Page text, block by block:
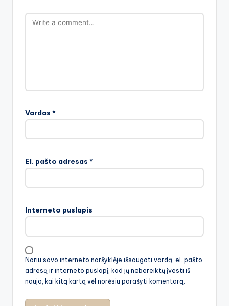
Vardas *
El. pašto adresas *
Interneto puslapis
Noriu savo interneto naršyklėje išsaugoti vardą, el. pašto
adresą ir interneto puslapį, kad jų nebereiktų įvesti iš
naujo, kai kitą kartą vėl norėsiu parašyti komentarą.